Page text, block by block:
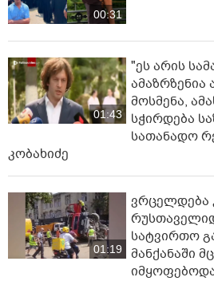
00:31
01:43
"ეს არის
ამაზრზენია
მოსმენა,
სჭირდება
სათანადო
კობახიძე
01:19
ვრცელდება
სატვირთო
მანქანაში